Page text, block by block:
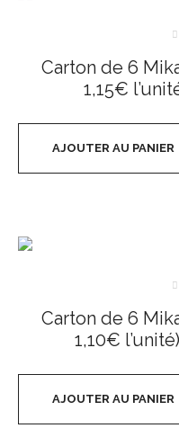
Carton de 6
1,15€
AJOUTER AU PANIER
Carton de 6
1,10€
AJOUTER AU PANIER